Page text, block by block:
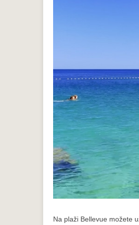
Na plaži Bellevue možete